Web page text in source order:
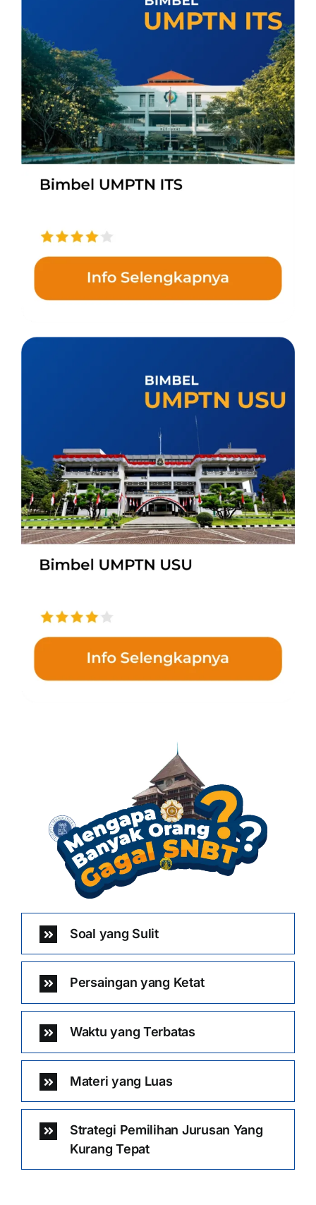
Soal yang Sulit
Persaingan yang Ketat
Waktu yang Terbatas
Materi yang Luas
Strategi Pemilihan Jurusan Yang
Kurang Tepat